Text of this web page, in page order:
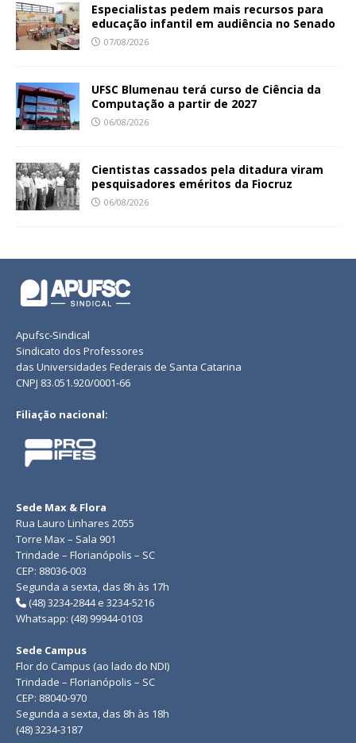
Especialistas pedem mais recursos para
educação infantil em audiência no Senado
07/08/2026
UFSC Blumenau terá curso de Ciência da
Computação a partir de 2027
06/08/2026
Cientistas cassados pela ditadura viram
pesquisadores eméritos da Fiocruz
06/08/2026
Apufsc-Sindical
Sindicato dos Professores
das Universidades Federais de Santa Catarina
CNPJ 83.051.920/0001-66
Filiação nacional:
Sede Max & Flora
Rua Lauro Linhares 2055
Torre Max – Sala 901
Trindade – Florianópolis – SC
CEP: 88036-003
Segunda a sexta, das 8h às 17h
(48) 3234-2844 e 3234-5216
Whatsapp: (48) 99944-0103
Sede Campus
Flor do Campus (ao lado do NDI)
Trindade – Florianópolis – SC
CEP: 88040-970
Segunda a sexta, das 8h às 18h
(48) 3234-3187